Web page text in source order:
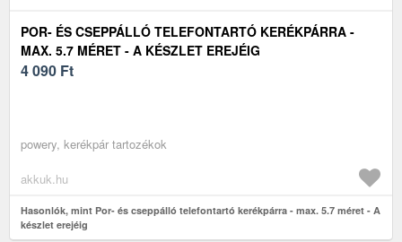
POR- ÉS CSEPPÁLLÓ TELEFONTARTÓ KERÉKPÁRRA -
MAX. 5.7 MÉRET - A KÉSZLET EREJÉIG
4 090 Ft
powery, kerékpár tartozékok
akkuk.hu
Hasonlók, mint Por- és cseppálló telefontartó kerékpárra - max. 5.7 méret - A
készlet erejéig